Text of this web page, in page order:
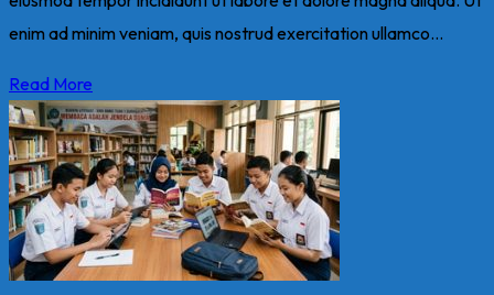
enim ad minim veniam, quis nostrud exercitation ullamco...
Read More